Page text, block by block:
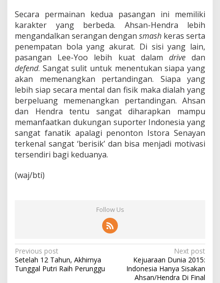
Secara permainan kedua pasangan ini memiliki
karakter yang berbeda. Ahsan-Hendra lebih
mengandalkan serangan dengan smash keras serta
penempatan bola yang akurat. Di sisi yang lain,
pasangan Lee-Yoo lebih kuat dalam drivedan
defend. Sangat sulit untuk menentukan siapa yang
akan memenangkan pertandingan. Siapa yang
lebih siap secara mental dan fisik maka dialah yang
berpeluang memenangkan pertandingan. Ahsan
dan Hendra tentu sangat diharapkan mampu
memanfaatkan dukungan suporter Indonesia yang
sangat fanatik apalagi penonton Istora Senayan
terkenal sangat ‘berisik’ dan bisa menjadi motivasi
tersendiri bagi keduanya.
(waj/bti)
Follow Us
P
o
Previous post
Setelah 12 Tahun, Akhirnya
Tunggal Putri Raih Perunggu
Next post
Kejuaraan Dunia 2015:
Indonesia Hanya Sisakan
Ahsan/Hendra Di Final